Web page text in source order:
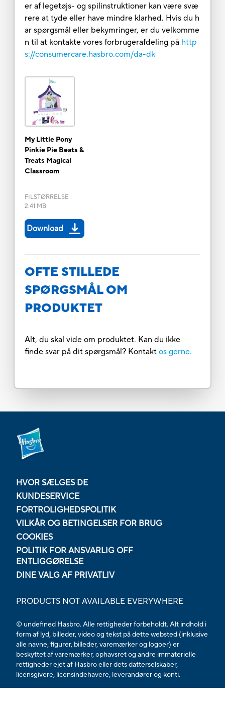
er af legetøjs- og spilinstruktioner kan være svæ
rere at tyde eller have mindre klarhed. Hvis du h
ar spørgsmål eller bekymringer, er du velkomme
n til at kontakte vores forbrugerafdeling på http
s://consumercare.hasbro.com/da-dk
My Little Pony
Pinkie Pie Beats &
Treats Magical
Classroom
FILSTØRRELSE :
2.41 MB
Download
OFTE STILLEDE
SPØRGSMÅL OM
PRODUKTET
Alt, du skal vide om produktet. Kan du ikke
finde svar på dit spørgsmål? Kontakt os gerne.
HVOR SÆLGES DE
KUNDESERVICE
FORTROLIGHEDSPOLITIK
VILKÅR OG BETINGELSER FOR BRUG
COOKIES
POLITIK FOR ANSVARLIG OFF
ENTLIGGØRELSE
DINE VALG AF PRIVATLIV
PRODUCTS NOT AVAILABLE EVERYWHERE
© undefined Hasbro. Alle rettigheder forbeholdt. Alt indhold i
form af lyd, billeder, video og tekst på dette websted (inklusive
alle navne, figurer, billeder, varemærker og logoer) er
beskyttet af varemærker, ophavsret og andre immaterielle
rettigheder ejet af Hasbro eller dets datterselskaber,
licensgivere, licensindehavere, leverandører og konti.